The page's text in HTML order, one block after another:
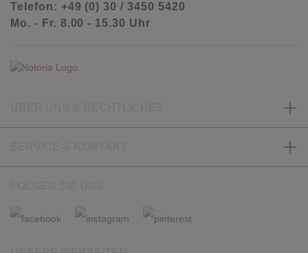
Telefon: +49 (0) 30 / 3450 5420
Mo. - Fr. 8.00 - 15.30 Uhr